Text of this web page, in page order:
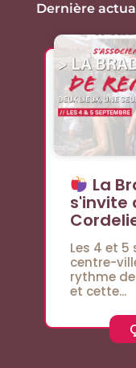
Dernière
La
s'invite
Les 4 et 5
centre-
rythme
et cette...